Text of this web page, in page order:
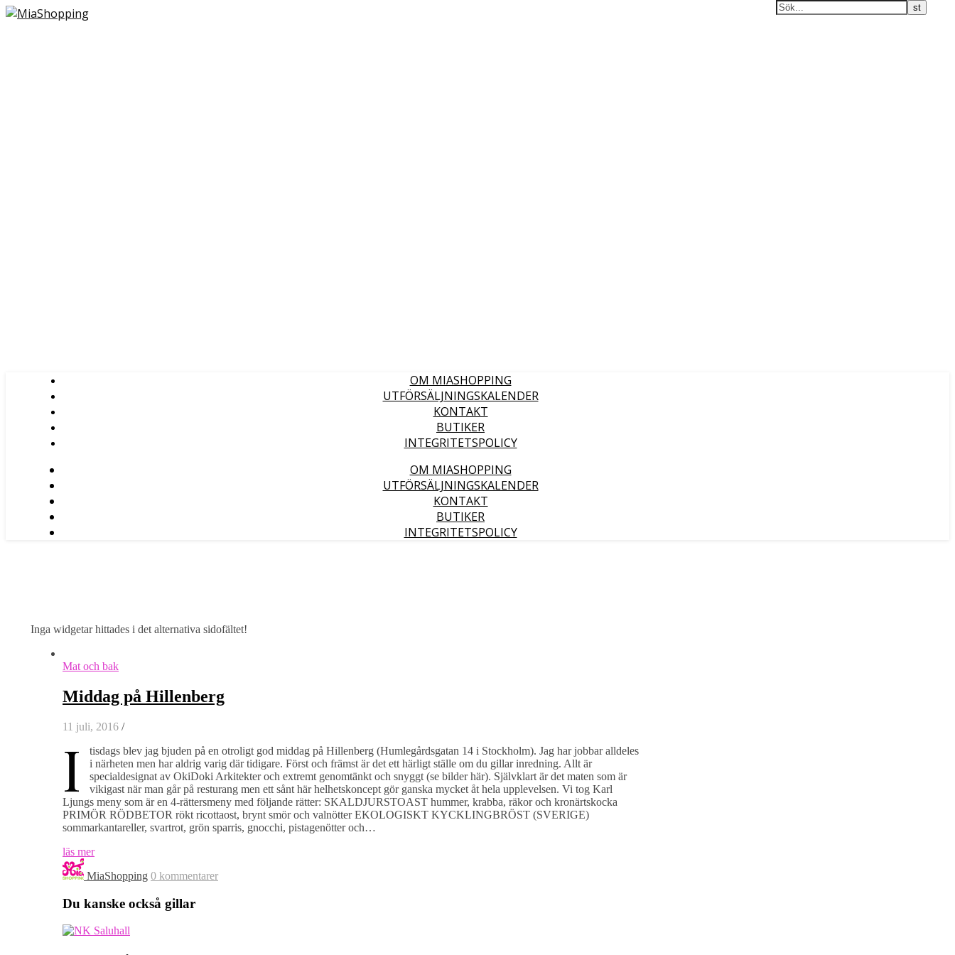
OM MIASHOPPING
UTFÖRSÄLJNINGSKALENDER
KONTAKT
BUTIKER
INTEGRITETSPOLICY
OM MIASHOPPING
UTFÖRSÄLJNINGSKALENDER
KONTAKT
BUTIKER
INTEGRITETSPOLICY
Inga widgetar hittades i det alternativa sidofältet!
Mat och bak
Middag på Hillenberg
11 juli, 2016 /
I
tisdags blev jag bjuden på en otroligt god middag på Hillenberg (Humlegårdsgatan 14 i Stockholm). Jag har jobbar alldeles
i närheten men har aldrig varig där tidigare. Först och främst är det ett härligt ställe om du gillar inredning. Allt är
specialdesignat av OkiDoki Arkitekter och extremt genomtänkt och snyggt (se bilder här). Självklart är det maten som är
vikigast när man går på resturang men ett sånt här helhetskoncept gör ganska mycket åt hela upplevelsen. Vi tog Karl
Ljungs meny som är en 4-rättersmeny med följande rätter: SKALDJURSTOAST hummer, krabba, räkor och kronärtskocka
PRIMÖR RÖDBETOR rökt ricottaost, brynt smör och valnötter EKOLOGISKT KYCKLINGBRÖST (SVERIGE)
sommarkantareller, svartrot, grön sparris, gnocchi, pistagenötter och…
läs mer
MiaShopping 0 kommentarer
Du kanske också gillar